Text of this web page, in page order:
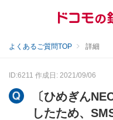
よくあるご質問TOP 詳細
ID:6211 作成日: 2021/09/06
〔ひめぎん
したため、